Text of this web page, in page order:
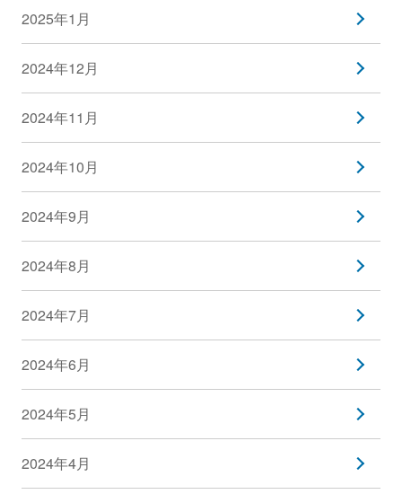
2025年1月
2024年12月
2024年11月
2024年10月
2024年9月
2024年8月
2024年7月
2024年6月
2024年5月
2024年4月